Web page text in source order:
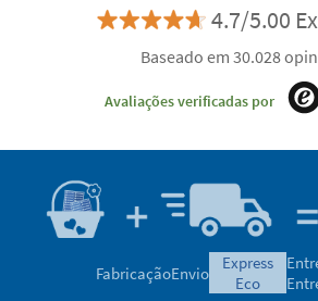
4.7/5.00
Baseado em 30.028
Avaliações verificadas por
FabricaçãoEnvio
express
eco